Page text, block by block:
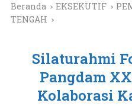
Beranda EKSEKUTIF
TENGAH
Silaturahmi
Pangdam
Kolaborasi